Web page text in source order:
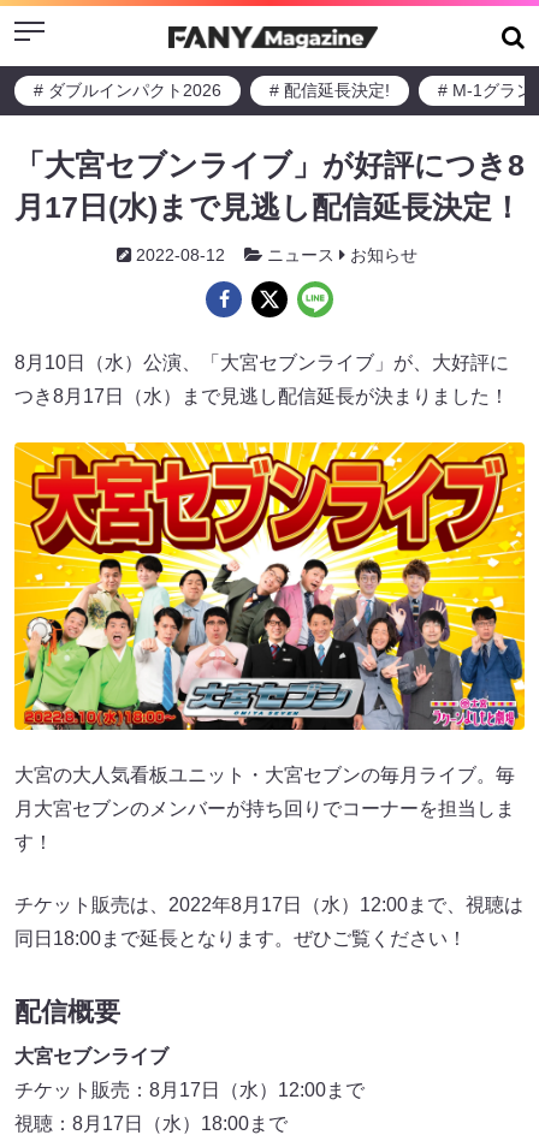
Menu
# ダブルインパクト2026 # 配信延長決定! # M-1グラン
「大宮セブンライブ」が好評につき8
月17日(水)まで見逃し配信延長決定！
2022-08-12 ニュース お知らせ
8月10日（水）公演、「大宮セブンライブ」が、大好評に
つき8月17日（水）まで見逃し配信延長が決まりました！
大宮の大人気看板ユニット・大宮セブンの毎月ライブ。毎
月大宮セブンのメンバーが持ち回りでコーナーを担当しま
す！
チケット販売は、2022年8月17日（水）12:00まで、視聴は
同日18:00まで延長となります。ぜひご覧ください！
配信概要
大宮セブンライブ
チケット販売：8月17日（水）12:00まで
視聴：8月17日（水）18:00まで